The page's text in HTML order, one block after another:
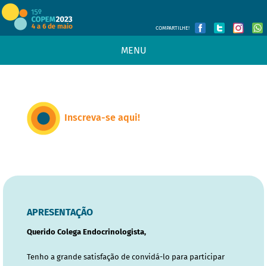
COMPARTILHE!
MENU
Inscreva-se aqui!
APRESENTAÇÃO
Querido Colega Endocrinologista,
Tenho a grande satisfação de convidá-lo para participar